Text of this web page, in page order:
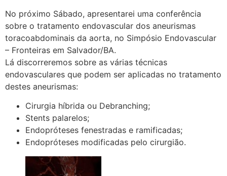
No próximo Sábado, apresentarei uma conferência
sobre o tratamento endovascular dos aneurismas
toracoabdominais da aorta, no Simpósio Endovascular
– Fronteiras em Salvador/BA.
Lá discorreremos sobre as várias técnicas
endovasculares que podem ser aplicadas no tratamento
destes aneurismas:
Cirurgia híbrida ou Debranching;
Stents palarelos;
Endopróteses fenestradas e ramificadas;
Endopróteses modificadas pelo cirurgião.